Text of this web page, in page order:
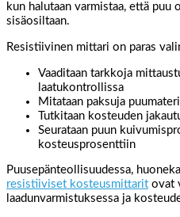
kun halutaan varmistaa, että
sisäosiltaan.
Resistiivinen mittari on paras
Vaaditaan tarkkoja
laatukontrollissa
Mitataan paksuja
Tutkitaan kosteuden
Seurataan puun
kosteusprosenttiin
Puusepänteollisuudessa,
resistiiviset kosteusmittarit ovat
laadunvarmistuksessa ja